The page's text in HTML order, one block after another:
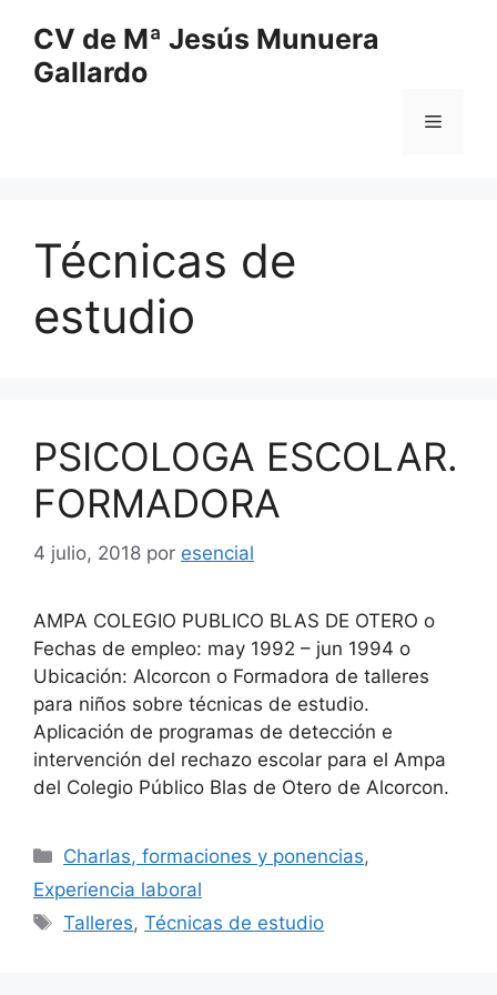
contenido
CV de Mª Jesús Munuera
Gallardo
Menú
Técnicas de
estudio
PSICOLOGA ESCOLAR.
FORMADORA
4 julio, 2018 por esencial
AMPA COLEGIO PUBLICO BLAS DE OTERO o
Fechas de empleo: may 1992 – jun 1994 o
Ubicación: Alcorcon o Formadora de talleres
para niños sobre técnicas de estudio.
Aplicación de programas de detección e
intervención del rechazo escolar para el Ampa
del Colegio Público Blas de Otero de Alcorcon.
Categorías
Charlas, formaciones y ponencias,
Experiencia laboral
Etiquetas
Talleres,Técnicas de estudio